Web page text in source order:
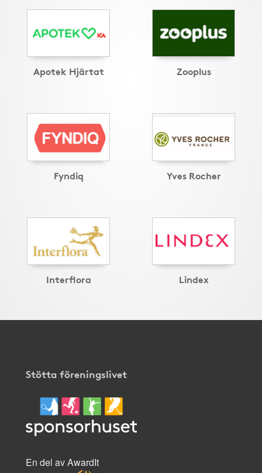
Apotek Hjärtat Zooplus
Fyndiq Yves Rocher
Interflora Lindex
Stötta föreningslivet
En del av AwardIt